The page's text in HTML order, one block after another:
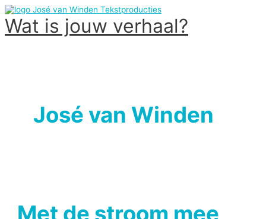
Ga
naar
de
inhoud
Wat is jouw verhaal?
José van Winden
Met de stroom mee